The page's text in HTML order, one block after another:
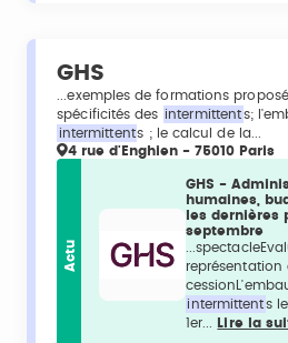
GHS
...exemples de formations
spécificités des intermittents;
intermittents ; le calcul de la...
4 rue d'Enghien - 75010 Paris
Actu
GHS -
humaines,
les dernières
septembre
représentation
intermittents
1er...
Lire la